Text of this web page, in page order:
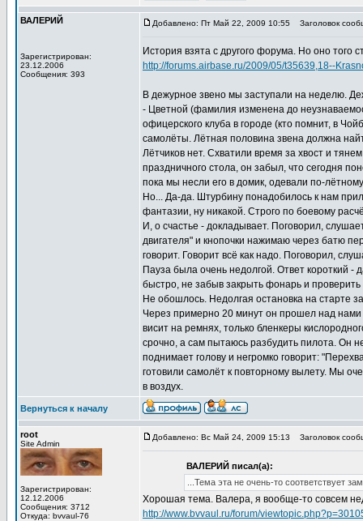
ВАЛЕРИЙ
Зарегистрирован:
23.12.2006
Сообщения: 393
Добавлено: Пт Май 22, 2009 10:55 Заголовок
История взята с другого форума. Но оно того
http://forums.airbase.ru/2009/05/t35639,18--
В дежурное звено мы заступали на неделю.
- Цветной (фамилия изменена до
офицерского клуба в городе (кто помнит, в
самолёты. Лётная половина звена должна
Лётчиков нет. Схватили время за хвост и
праздничного стола, он забыл, что сегодня
пока мы несли его в домик, одевали по-
Но... Да-да. Штурбину понадобилось к нам
фантазии, ну никакой. Строго по боевому
И, о счастье - докладывает. Поговорил,
двигателя" и кнопочки нажимаю через батю
говорит. Говорит всё как надо. Поговорил,
Пауза была очень недолгой. Ответ короткий
быстро, не забыв закрыть фонарь и
Не обошлось. Недолгая остановка на старте
Через примерно 20 минут он прошел над нами
висит на ремнях, только бленкеры
срочно, а сам пытаюсь разбудить пилота. Он
поднимает голову и негромко говорит:
готовили самолёт к повторному вылету. Мы
в воздух.
Вернуться к началу
root
Site Admin
Зарегистрирован:
12.12.2006
Сообщения: 3712
Откуда: bvvaul-76
Добавлено: Вс Май 24, 2009 15:13 Заголовок
ВАЛЕРИЙ писал(а):
...Тема эта не очень-то соответствует
Хорошая тема. Валера, я вообще-то совсем
http://www.bvvaul.ru/forum/